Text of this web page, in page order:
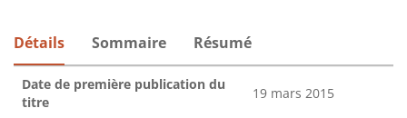
Détails Sommaire Résumé
Date de première publication du
titre
19 mars 2015